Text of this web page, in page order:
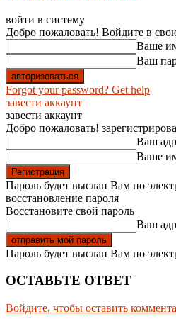
войти в систему
Добро пожаловать! Войдите в
Ваше
Ваш
Forgot your password? Get help
завести аккаунт
завести аккаунт
Добро пожаловать!
Ваш
Ваше
Пароль будет выслан Вам по
восстановление пароля
Восстановите свой пароль
Ваш
Пароль будет выслан Вам по
ОСТАВЬТЕ ОТВЕТ
Войдите, чтобы оставить